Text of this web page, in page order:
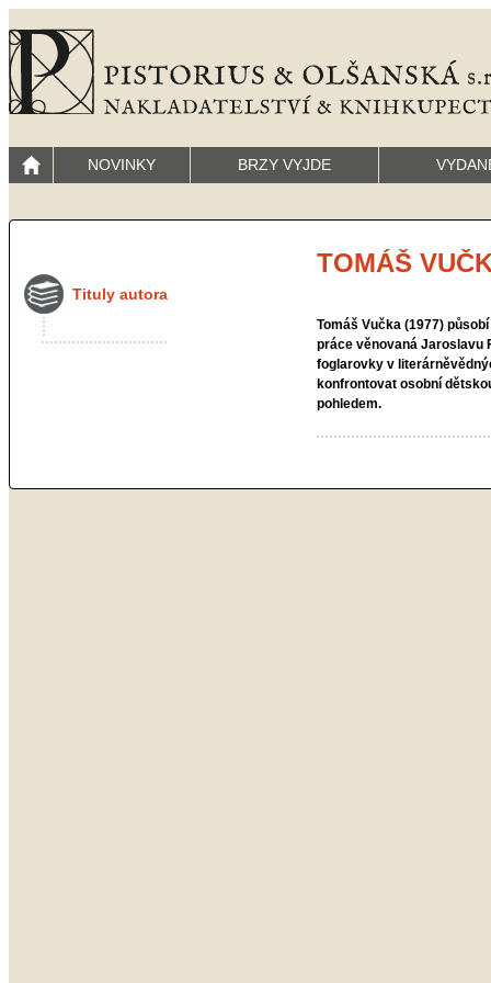
NOVINKY BRZY VYJDE
Tituly autora
TOMÁŠ
Tomáš Vučka (1977)
práce věnovaná Jaroslavu
foglarovky v
konfrontovat osobní
pohledem.